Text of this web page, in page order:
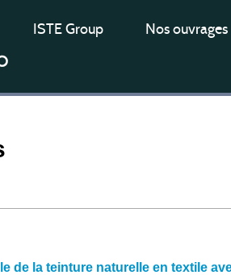
ISTE Group Nos ouvrages
de la teinture naturelle en textile